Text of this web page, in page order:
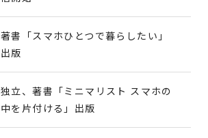
著書「スマホひとつで暮らしたい」
出版
独立、著書「ミニマリスト スマホの
中を片付ける」出版